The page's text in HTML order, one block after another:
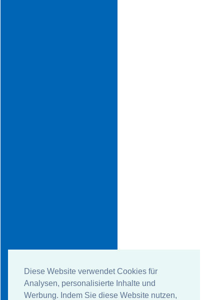
Diese Website verwendet Cookies für
Analysen, personalisierte Inhalte und
Werbung. Indem Sie diese Website nutzen,